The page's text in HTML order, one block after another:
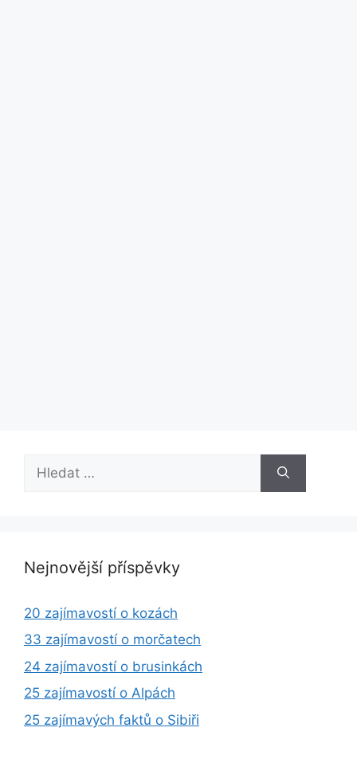
Nejnovější příspěvky
20 zajímavostí o kozách
33 zajímavostí o morčatech
24 zajímavostí o brusinkách
25 zajímavostí o Alpách
25 zajímavých faktů o Sibiři